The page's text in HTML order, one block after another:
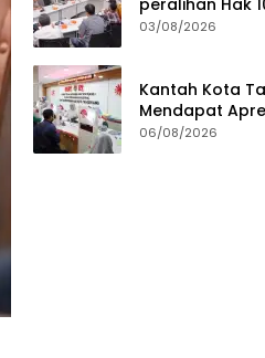
Pengukuran
03/08/2026
Kantah Kota
Mendapat
Masyarakat
06/08/2026